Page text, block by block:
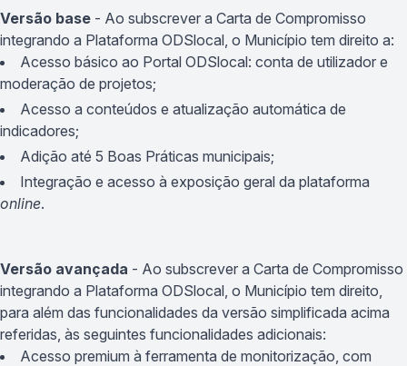
Versão base - Ao subscrever a Carta de Compromisso
integrando a Plataforma ODSlocal, o Município tem direito a:
Acesso básico ao Portal ODSlocal: conta de utilizador e
moderação de projetos;
Acesso a conteúdos e atualização automática de
indicadores;
Adição até 5 Boas Práticas municipais;
Integração e acesso à exposição geral da plataforma
online.
Versão avançada - Ao subscrever a Carta de Compromisso
integrando a Plataforma ODSlocal, o Município tem direito,
para além das funcionalidades da versão simplificada acima
referidas, às seguintes funcionalidades adicionais:
Acesso premium à ferramenta de monitorização, com